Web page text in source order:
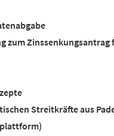
zum Zinssenkungsantrag
Streitkräfte aus